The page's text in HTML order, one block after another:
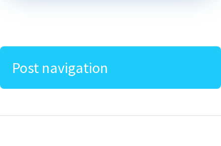
Post navigation